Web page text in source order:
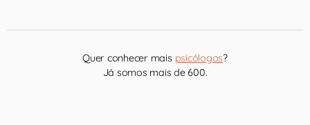
Quer conhecer mais psicólogos?
Já somos mais de 600.